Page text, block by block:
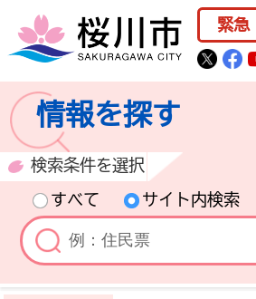
緊急
桜
情報を探す
検索条件を選択
すべて
サイト内検索